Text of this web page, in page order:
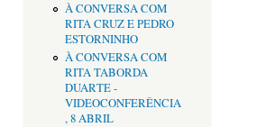
À CONVERSA COM
RITA CRUZ E PEDRO
ESTORNINHO
À CONVERSA COM
RITA TABORDA
DUARTE -
VIDEOCONFERÊNCIA
, 8 ABRIL